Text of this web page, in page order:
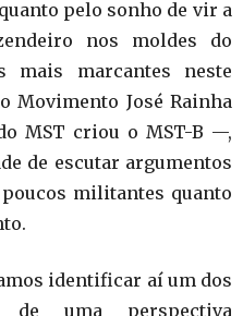
pelo sonho de vir a
nos moldes do
mais marcantes neste
Movimento José Rainha
MST criou o MST-B —,
de escutar argumentos
militantes quanto
identificar aí um dos
de uma perspectiva